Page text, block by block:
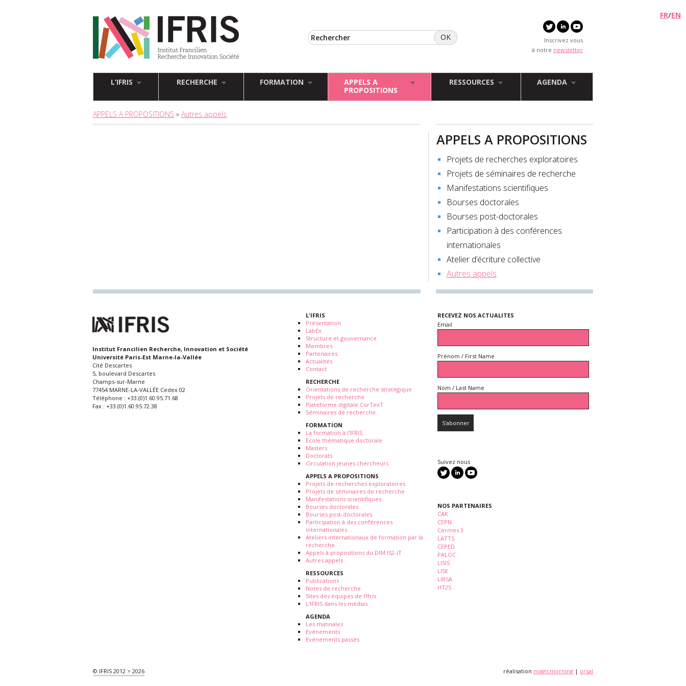
Inscrivez vous
à notre newsletter
FR/EN
L’IFRIS RECHERCHE FORMATION
APPELS A
PROPOSITIONS
RESSOURCES AGENDA
APPELS A PROPOSITIONS » Autres appels
APPELS A PROPOSITIONS
Projets de recherches exploratoires
Projets de séminaires de recherche
Manifestations scientifiques
Bourses doctorales
Bourses post-doctorales
Participation à des conférences
internationales
Atelier d’écriture collective
Autres appels
Institut Francilien Recherche, Innovation et Société
Université Paris-Est Marne-la-Vallée
Cité Descartes
5, boulevard Descartes
Champs-sur-Marne
77454 MARNE-LA-VALLÉE Cedex 02
Téléphone : +33.(0)1.60.95.71.68
Fax : +33.(0)1.60.95.72.38
L'IFRIS
Présentation
LabEx
Structure et gouvernance
Membres
Partenaires
Actualités
Contact
RECHERCHE
Orientations de recherche stratégique
Projets de recherche
Plateforme digitale CorTexT
Séminaires de recherche
FORMATION
La formation à l'IFRIS
Ecole thématique doctorale
Masters
Doctorats
Circulation jeunes chercheurs
APPELS A PROPOSITIONS
Projets de recherches exploratoires
Projets de séminaires de recherche
Manifestations scientifiques
Bourses doctorales
Bourses post-doctorales
Participation à des conférences
internationales
Ateliers internationaux de formation par la
recherche
Appels à propositions du DIM IS2-IT
Autres appels
RESSOURCES
Publications
Notes de recherche
Sites des équipes de l'Ifris
L'IFRIS dans les médias
AGENDA
Les matinales
Evénements
Evénements passés
RECEVEZ NOS ACTUALITES
Email
Prénom / First Name
Nom / Last Name
Suivez nous
NOS PARTENAIRES
CAK
CEPN
Cermes 3
LATTS
CEPED
PALOC
LISIS
LISE
LIRSA
HT2S
réalisation magicmorning | orsal
© IFRIS 2012 > 2026